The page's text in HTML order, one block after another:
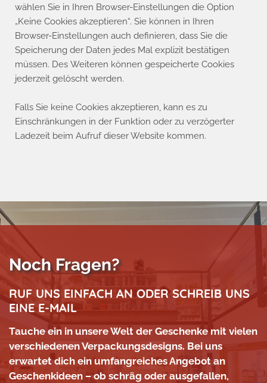
wählen Sie in Ihren Browser-Einstellungen die Option
„Keine Cookies akzeptieren“. Sie können in Ihren
Browser-Einstellungen auch definieren, dass Sie die
Speicherung der Daten jedes Mal explizit bestätigen
müssen. Des Weiteren können gespeicherte Cookies
jederzeit gelöscht werden.
Falls Sie keine Cookies akzeptieren, kann es zu
Einschränkungen in der Funktion oder zu verzögerter
Ladezeit beim Aufruf dieser Website kommen.
Noch Fragen?
RUF UNS EINFACH AN ODER SCHREIB UNS
EINE E-MAIL
Tauche ein in unsere Welt der Geschenke mit vielen
verschiedenen Verpackungsdesigns. Bei uns
erwartet dich ein umfangreiches Angebot an
Geschenkideen – ob schräg oder ausgefallen,